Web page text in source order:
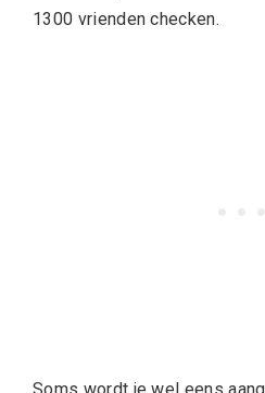
1300 vrienden checken.